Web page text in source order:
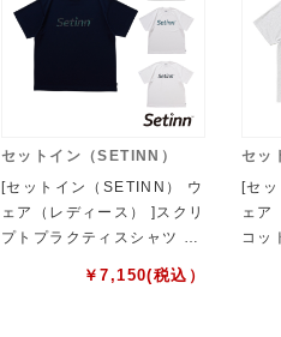
セットイン（SETINN）
[セットイン（SETINN） ウ
ェア（レディース） ]スクリ
プトプラクティスシャツ Sc
ript Practice Shirt レディ
￥7,150(税込）
セッ
[セ
ェア
コッ
ユ